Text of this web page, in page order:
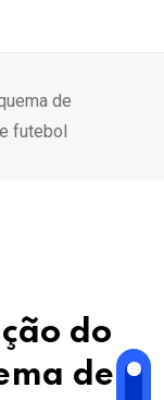
de
futebol
do
de